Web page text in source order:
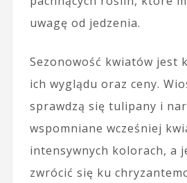
uwagę od jedzenia.
Sezonowość kwiatów jest
ich wyglądu oraz ceny.
sprawdzą się tulipany i
wspomniane wcześniej
intensywnych kolorach, a
zwrócić się ku